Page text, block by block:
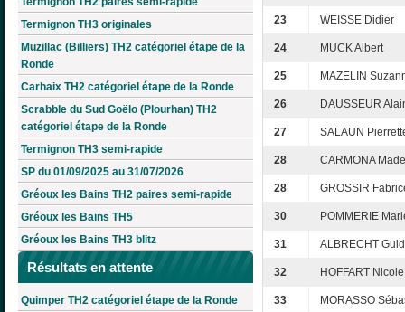
Termignon TH3 originales
Muzillac (Billiers) TH2 catégoriel étape de la
Ronde
Carhaix TH2 catégoriel étape de la Ronde
Scrabble du Sud Goëlo (Plourhan) TH2
catégoriel étape de la Ronde
Termignon TH3 semi-rapide
SP du 01/09/2025 au 31/07/2026
Gréoux les Bains TH2 paires semi-rapide
Gréoux les Bains TH5
Gréoux les Bains TH3 blitz
Résultats en attente
Quimper TH2 catégoriel étape de la Ronde
23 WEISSE Didier
24 MUCK Albert
25 MAZELIN
26 DAUSSEUR
27 SALAUN
28 CARMONA
28 GROSSIR
30 POMMERIE
31 ALBRECHT
32 HOFFART Nicole
33 MORASSO